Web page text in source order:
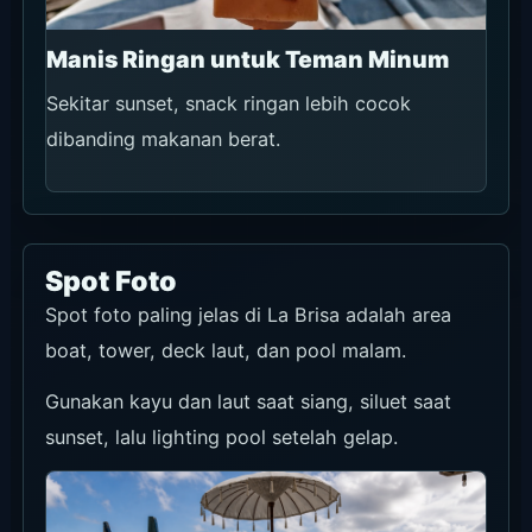
Signature La Brisa paling kuat sebagai kursi dan
background. Ambil foto saat masih terang.
Area Tower
Bagus untuk tinggi, tekstur kayu, dan layer
venue.